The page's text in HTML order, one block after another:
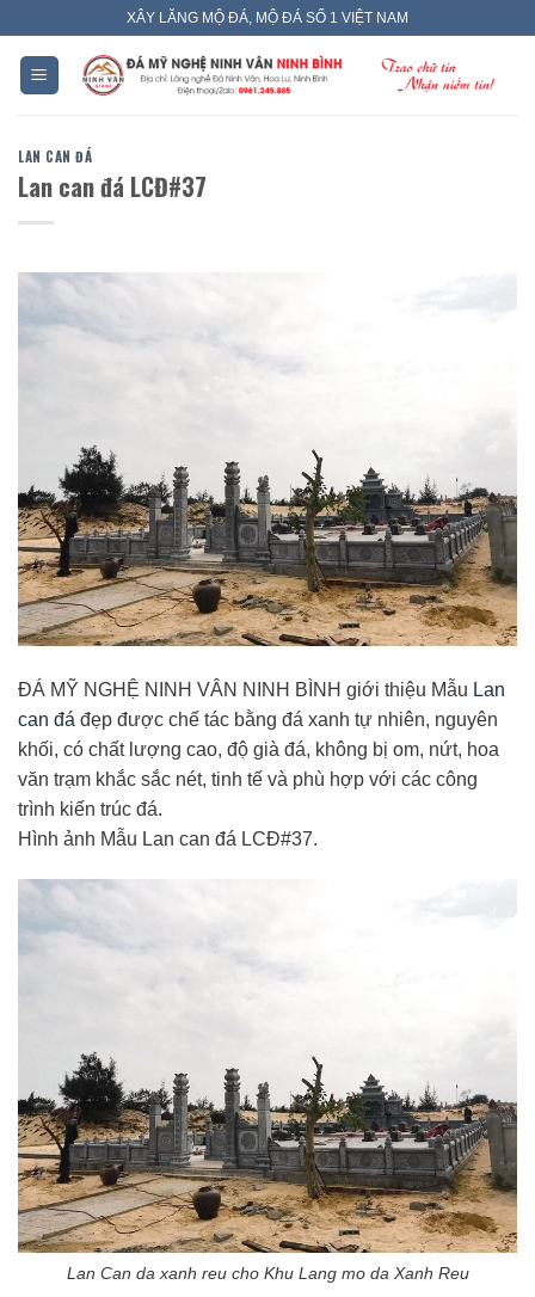
content
XÂY LĂNG MỘ ĐÁ, MỘ ĐÁ SỐ 1 VIỆT NAM
LAN CAN ĐÁ
Lan can đá LCĐ#37
ĐÁ MỸ NGHỆ NINH VÂN NINH BÌNH giới thiệu Mẫu Lan
can đá đẹp được chế tác bằng đá xanh tự nhiên, nguyên
khối, có chất lượng cao, độ già đá, không bị om, nứt, hoa
văn trạm khắc sắc nét, tinh tế và phù hợp với các công
trình kiến trúc đá.
Hình ảnh Mẫu Lan can đá LCĐ#37.
Lan Can da xanh reu cho Khu Lang mo da Xanh Reu